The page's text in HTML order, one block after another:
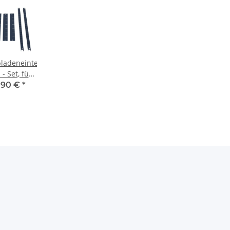
- Set, für
€ *